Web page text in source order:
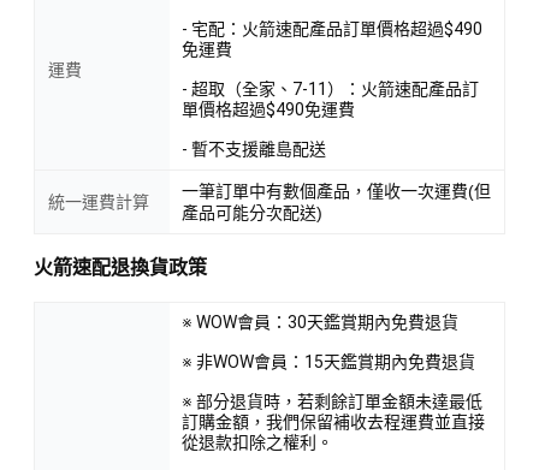
運費
- 宅配：火箭速配產品訂單價格超過$490
免運費
- 超取（全家、7-11）：火箭速配產品訂
單價格超過$490免運費
- 暫不支援離島配送
統一運費計算
一筆訂單中有數個產品，僅收一次運費(但
產品可能分次配送)
火箭速配退換貨政策
※ WOW會員：30天鑑賞期內免費退貨
※ 非WOW會員：15天鑑賞期內免費退貨
※ 部分退貨時，若剩餘訂單金額未達最低
訂購金額，我們保留補收去程運費並直接
從退款扣除之權利。